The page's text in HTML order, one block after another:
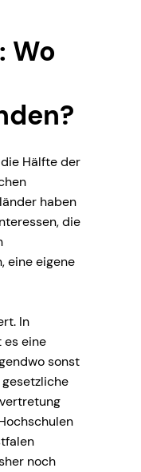
Wo
Hälfte der
haben
die
eine eigene
In
eine
sonst
noch